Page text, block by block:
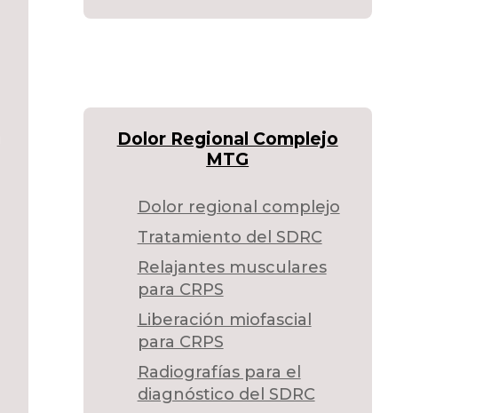
Dolor Regional Complejo
MTG
Dolor regional complejo
Tratamiento del SDRC
Relajantes musculares
para CRPS
Liberación miofascial
para CRPS
Radiografías para el
diagnóstico del SDRC